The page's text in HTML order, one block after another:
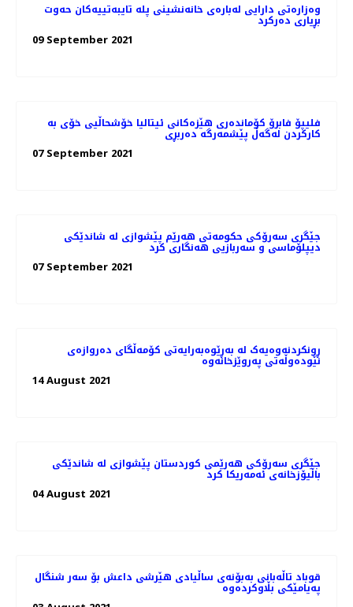
وەزارەتی دارایی لەبارەی خانەنشینی پلە تایبەتییەکان حەوت
بڕیاری دەرکرد
09 September 2021
فلیپۆ فابرۆ کۆماندەری هێزەکانی ئیتالیا خۆشحاڵیی خۆی بە
كاركردن لەگەڵ پێشمەرگە دەربڕی
07 September 2021
جێگری سەرۆکی حکومەتی هەرێم پێشوازی لە شاندێکی
دیپلۆماسی و سەربازیی هەنگاری کرد
07 September 2021
ڕونکردنەوەیەک لە بەڕێوەبەرایەتی کۆمەڵگای دەروازەی
نێودەوڵەتی پەروێزخانەوە
14 August 2021
جێگری سەرۆکی هەرێمی کوردستان پێشوازی لە شاندێکی
باڵیۆزخانه‌ی ئه‌مه‌ریکا کرد
04 August 2021
قوباد تاڵەبانی بەبۆنەی ساڵیادی هێرشی داعش بۆ سەر شنگال
پەیامێکی بڵاوکردەوە